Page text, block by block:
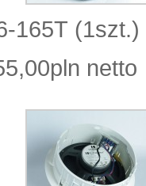
165T (1szt.)
netto